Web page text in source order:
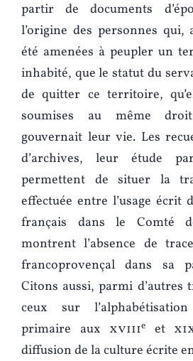
partir de documents
l’origine des personnes qui,
été amenées à peupler un
inhabité, que le statut du
de quitter ce territoire,
soumises au même
gouvernait leur vie. Les
d’archives, leur étude
permettent de situer la
effectuée entre l’usage écrit
français dans le Comté
montrent l’absence de
francoprovençal dans sa
Citons aussi, parmi d’autres
ceux sur
primaire aux xviiieet
diffusion de la culture écrite